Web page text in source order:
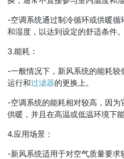
-空调系统通过制冷循环或供暖
和湿度，以达到设定的舒适条件。
3.能耗：
-一般情况下，新风系统的能耗较
运行和过滤器的更换上。
-空调系统的能耗相对较高，因
供暖，并且在高温或低温环境下能
4.应用场景：
-新风系统适用于对空气质量要